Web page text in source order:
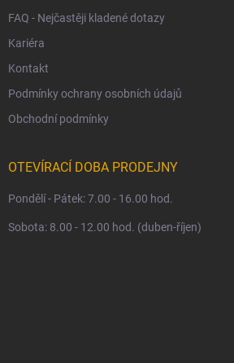
FAQ - Nejčastěji kladené dotazy
Kariéra
Kontakt
Podmínky ochrany osobních údajů
Obchodní podmínky
OTEVÍRACÍ DOBA PRODEJNY
Pondělí - Pátek: 7.00 - 16.00 hod.
Sobota: 8.00 - 12.00 hod. (duben-říjen)